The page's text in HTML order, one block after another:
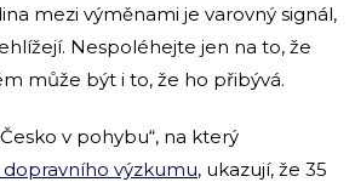
mezi výměnami je varovný signál,
Nespoléhejte jen na to, že
může být i to, že ho přibývá.
v pohybu“, na který
výzkumu, ukazují, že 35